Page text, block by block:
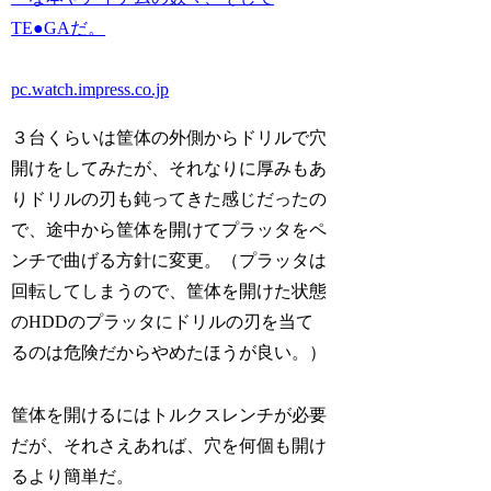
TE●GAだ。
pc.watch.impress.co.jp
３台くらいは筐体の外側からドリルで穴
開けをしてみたが、それなりに厚みもあ
りドリルの刃も鈍ってきた感じだったの
で、途中から筐体を開けてプラッタをペ
ンチで曲げる方針に変更。（プラッタは
回転してしまうので、筐体を開けた状態
のHDDのプラッタにドリルの刃を当て
るのは危険だからやめたほうが良い。）
筐体を開けるにはトルクスレンチが必要
だが、それさえあれば、穴を何個も開け
るより簡単だ。